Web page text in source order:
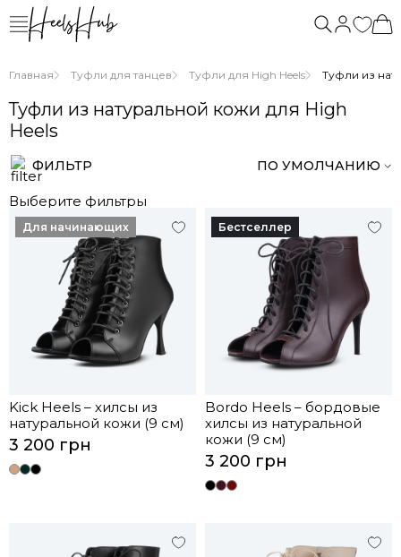
Главная Туфли для танцев Туфли для High Heels Туфли из
Туфли из натуральной кожи для High
Heels
ФИЛЬТР ПО УМОЛЧАНИЮ
Выберите фильтры
Для начинающих
Kick Heels – хилсы из
натуральной кожи (9 см)
3 200 грн
Бестселлер
Bordo Heels – бордовые
хилсы из натуральной
кожи (9 см)
3 200 грн